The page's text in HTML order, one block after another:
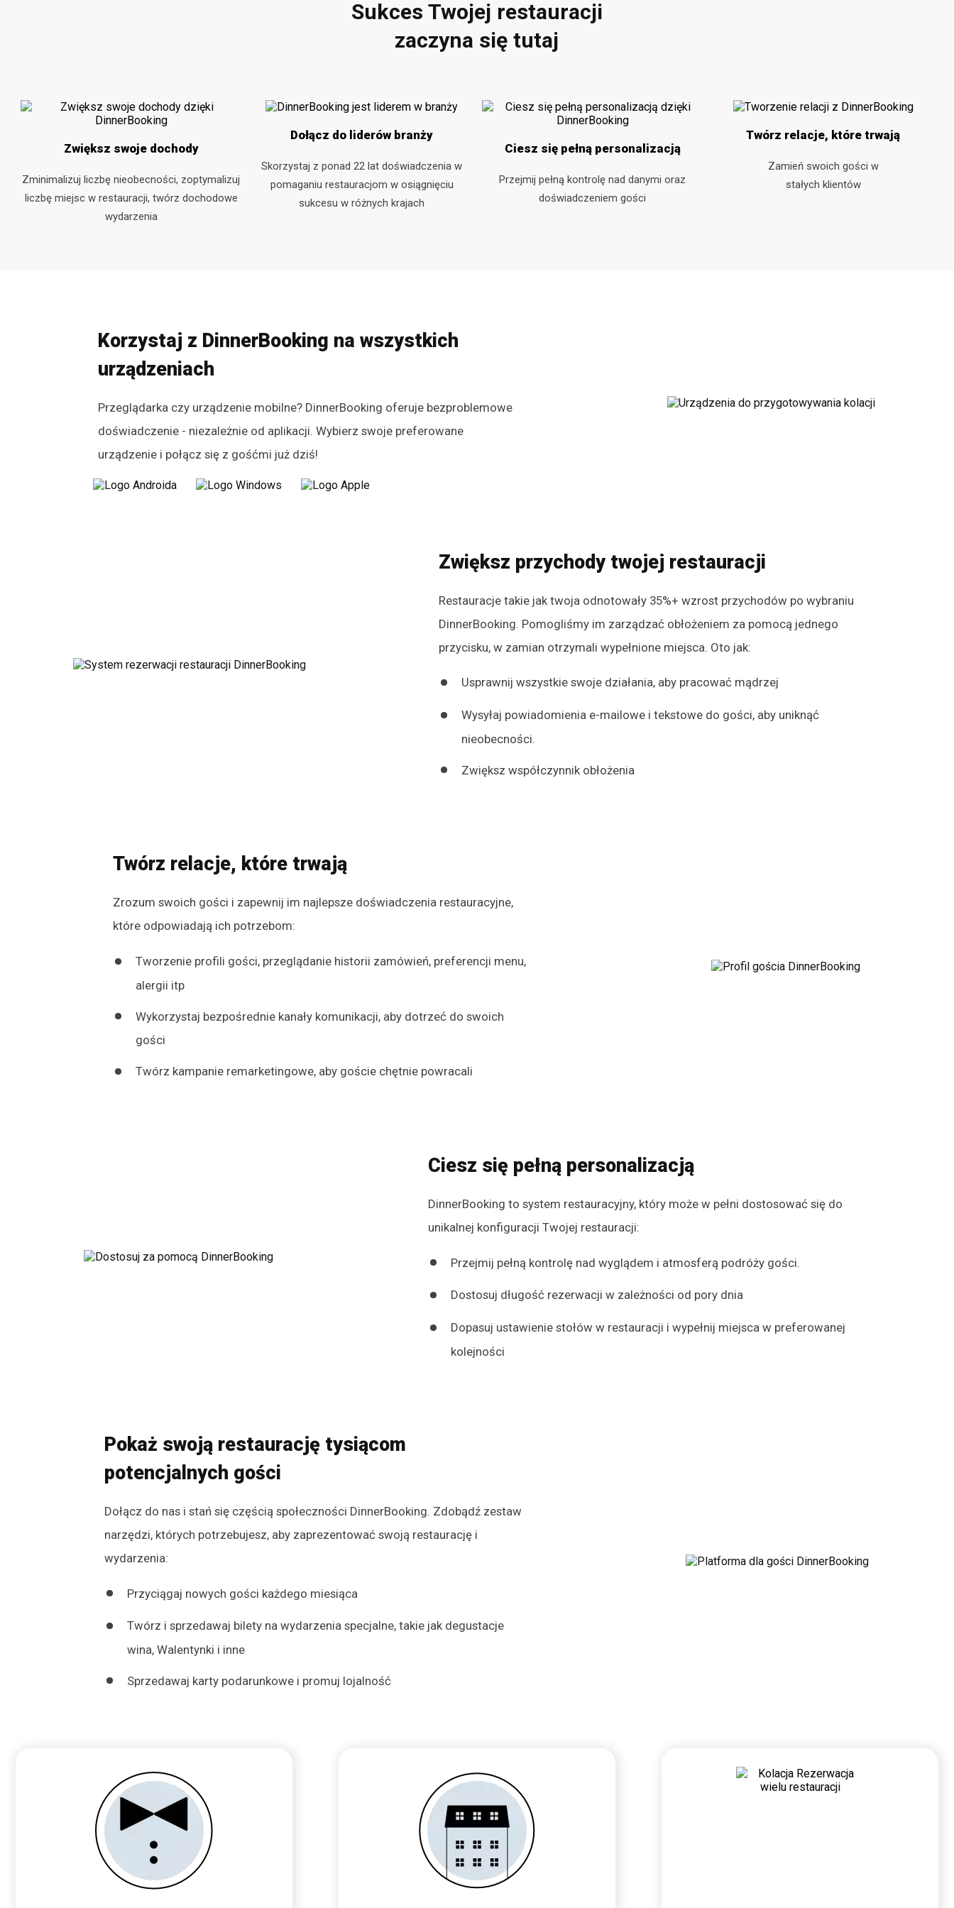
Sukces Twojej restauracji
zaczyna się tutaj
Zwiększ swoje dochody
Zminimalizuj liczbę nieobecności, zoptymalizuj
liczbę miejsc w restauracji, twórz dochodowe
wydarzenia
Dołącz do liderów branży
Skorzystaj z ponad 22 lat doświadczenia w
pomaganiu restauracjom w osiągnięciu
sukcesu w różnych krajach
Ciesz się pełną personalizacją
Przejmij pełną kontrolę nad danymi oraz
doświadczeniem gości
Twórz relacje, które trwają
Zamień swoich gości w
stałych klientów
Korzystaj z DinnerBooking na wszystkich
urządzeniach
Przeglądarka czy urządzenie mobilne? DinnerBooking oferuje bezproblemowe
doświadczenie - niezależnie od aplikacji. Wybierz swoje preferowane
urządzenie i połącz się z gośćmi już dziś!
Zwiększ przychody twojej restauracji
Restauracje takie jak twoja odnotowały 35%+ wzrost przychodów po wybraniu
DinnerBooking. Pomogliśmy im zarządzać obłożeniem za pomocą jednego
przycisku, w zamian otrzymali wypełnione miejsca. Oto jak:
Usprawnij wszystkie swoje działania, aby pracować mądrzej
Wysyłaj powiadomienia e-mailowe i tekstowe do gości, aby uniknąć
nieobecności.
Zwiększ współczynnik obłożenia
Twórz relacje, które trwają
Zrozum swoich gości i zapewnij im najlepsze doświadczenia restauracyjne,
które odpowiadają ich potrzebom:
Tworzenie profili gości, przeglądanie historii zamówień, preferencji menu,
alergii itp
Wykorzystaj bezpośrednie kanały komunikacji, aby dotrzeć do swoich
gości
Twórz kampanie remarketingowe, aby goście chętnie powracali
Ciesz się pełną personalizacją
DinnerBooking to system restauracyjny, który może w pełni dostosować się do
unikalnej konfiguracji Twojej restauracji:
Przejmij pełną kontrolę nad wyglądem i atmosferą podróży gości.
Dostosuj długość rezerwacji w zależności od pory dnia
Dopasuj ustawienie stołów w restauracji i wypełnij miejsca w preferowanej
kolejności
Pokaż swoją restaurację tysiącom
potencjalnych gości
Dołącz do nas i stań się częścią społeczności DinnerBooking. Zdobądź zestaw
narzędzi, których potrzebujesz, aby zaprezentować swoją restaurację i
wydarzenia:
Przyciągaj nowych gości każdego miesiąca
Twórz i sprzedawaj bilety na wydarzenia specjalne, takie jak degustacje
wina, Walentynki i inne
Sprzedawaj karty podarunkowe i promuj lojalność